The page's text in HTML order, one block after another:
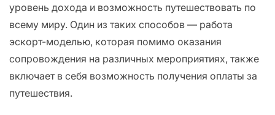
уровень дохода и возможность путешествовать по
всему миру. Один из таких способов — работа
эскорт-моделью, которая помимо оказания
сопровождения на различных мероприятиях, также
включает в себя возможность получения оплаты за
путешествия.